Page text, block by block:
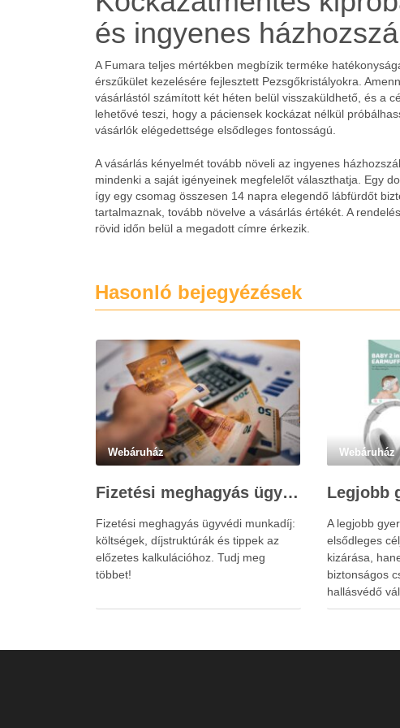
és ingyenes
A Fumara teljes mértékben megbízik terméke
érszűkület kezelésére fejlesztett Pezsgőkristályokra.
vásárlástól számított két héten belül visszaküldhető, és a
lehetővé teszi, hogy a páciensek kockázat nélkül
vásárlók elégedettsége elsődleges fontosságú.
A vásárlás kényelmét tovább növeli az ingyenes
mindenki a saját igényeinek megfelelőt választhatja. Egy
így egy csomag összesen 14 napra elegendő lábfürdőt
tartalmaznak, tovább növelve a vásárlás értékét. A
rövid időn belül a megadott címre érkezik.
Hasonló bejegyézések
Webáruház
Fizetési meghagyás ügyvédi munkadíja: teljes költségvetési útmutató
Fizetési meghagyás ügyvédi munkadíj:
költségek, díjstruktúrák és tippek az
előzetes kalkulációhoz. Tudj meg
többet!
Webáruház
A legjobb
elsődleges
kizárása,
biztonságos
hallásvédő